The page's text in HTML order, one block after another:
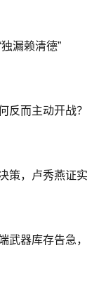
漏赖清德”
反而主动开战？
策，卢秀燕证实
武器库存告急，